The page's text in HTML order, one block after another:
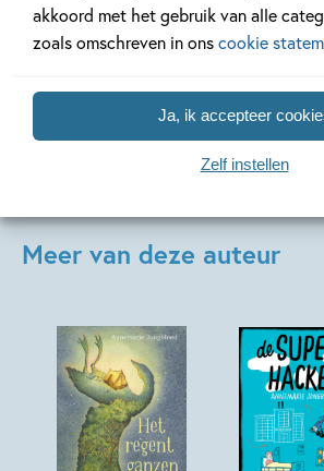
akkoord met het gebruik van alle
zoals omschreven in onscookie
Ja, ik accepteer
Zelf instellen
Meer van deze auteur